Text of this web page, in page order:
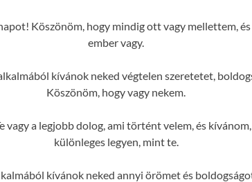
Köszönöm, hogy mindig ott vagy mellettem,
ember vagy.
kívánok neked végtelen szeretetet,
Köszönöm, hogy vagy nekem.
vagy a legjobb dolog, ami történt velem, és
különleges legyen, mint te.
kívánok neked annyi örömet és